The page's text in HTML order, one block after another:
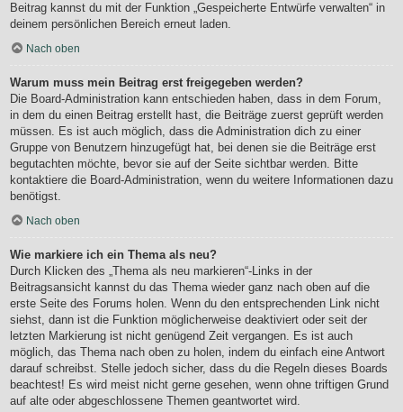
Beitrag kannst du mit der Funktion „Gespeicherte Entwürfe verwalten“ in
deinem persönlichen Bereich erneut laden.
Nach oben
Warum muss mein Beitrag erst freigegeben werden?
Die Board-Administration kann entschieden haben, dass in dem Forum,
in dem du einen Beitrag erstellt hast, die Beiträge zuerst geprüft werden
müssen. Es ist auch möglich, dass die Administration dich zu einer
Gruppe von Benutzern hinzugefügt hat, bei denen sie die Beiträge erst
begutachten möchte, bevor sie auf der Seite sichtbar werden. Bitte
kontaktiere die Board-Administration, wenn du weitere Informationen dazu
benötigst.
Nach oben
Wie markiere ich ein Thema als neu?
Durch Klicken des „Thema als neu markieren“-Links in der
Beitragsansicht kannst du das Thema wieder ganz nach oben auf die
erste Seite des Forums holen. Wenn du den entsprechenden Link nicht
siehst, dann ist die Funktion möglicherweise deaktiviert oder seit der
letzten Markierung ist nicht genügend Zeit vergangen. Es ist auch
möglich, das Thema nach oben zu holen, indem du einfach eine Antwort
darauf schreibst. Stelle jedoch sicher, dass du die Regeln dieses Boards
beachtest! Es wird meist nicht gerne gesehen, wenn ohne triftigen Grund
auf alte oder abgeschlossene Themen geantwortet wird.